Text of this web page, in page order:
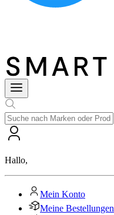
Hallo,
Mein Konto
Meine Bestellungen